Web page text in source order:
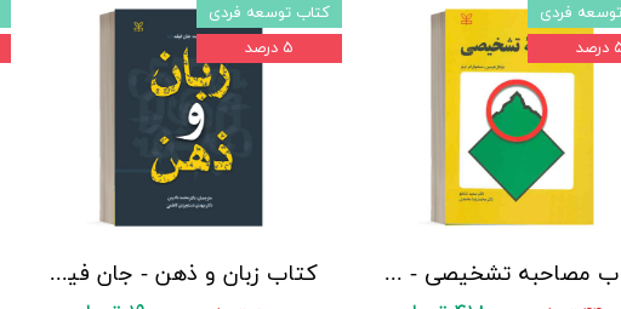
کتاب زبان و ذهن - جان فیلد - نشر رشد
کتاب توسعه فردی
۵ درصد
کتاب مصاحبه تشخیصی - مایکل هرسن - نشر رشد
فردی